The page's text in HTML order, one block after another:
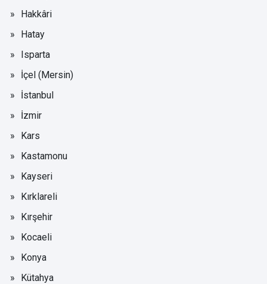
Hakkâri
Hatay
Isparta
İçel (Mersin)
İstanbul
İzmir
Kars
Kastamonu
Kayseri
Kırklareli
Kırşehir
Kocaeli
Konya
Kütahya